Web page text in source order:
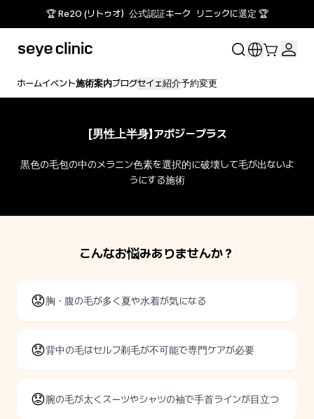
🏆 Re2O (リトゥオ）公式認証キーク リニックに選定 🏆
ホームイベント施術案内ブログセイェ紹介予約変更
[男性上半身】アポジープラス
黒色の毛包の中のメラニン色素を選択的に破壊して毛が出ないよ
うにする施術
こんなお悩みありませんか？
😟胸・腹の毛が多く夏や水着が気になる
😟背中の毛はセルフ剃毛が不可能で専門ケアが必要
😟腕の毛が太くスーツやシャツの袖で手首ラインが目立つ